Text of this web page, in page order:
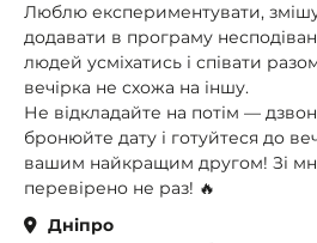
Люблю експериментувати,
додавати в програму
людей усміхатись і співати
вечірка не схожа на іншу.
Не відкладайте на потім —
бронюйте дату і готуйтеся до
вашим найкращим другом! Зі
перевірено не раз! 🔥
Дніпро